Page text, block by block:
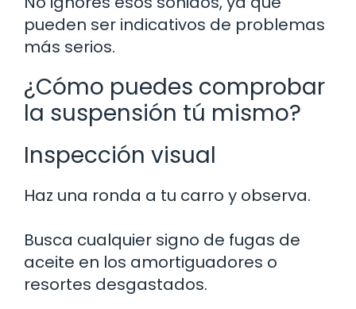
pueden ser indicativos de problemas
más serios.
¿Cómo puedes comprobar
la suspensión tú mismo?
Inspección visual
Haz una ronda a tu carro y observa.
Busca cualquier signo de fugas de
aceite en los amortiguadores o
resortes desgastados.